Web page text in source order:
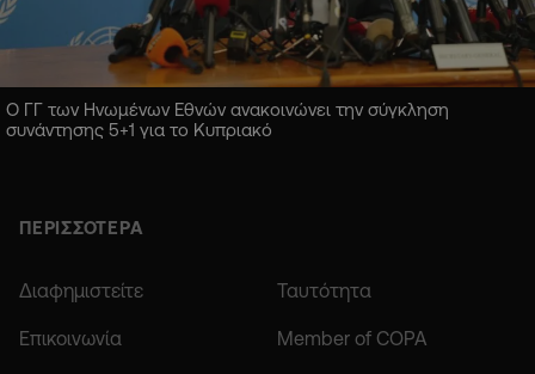
Ο ΓΓ των Ηνωμένων Εθνών ανακοινώνει την σύγκληση
συνάντησης 5+1 για το Κυπριακό
ΠΕΡΙΣΣΟΤΕΡΑ
Διαφημιστείτε Ταυτότητα
Επικοινωνία Member of COPA